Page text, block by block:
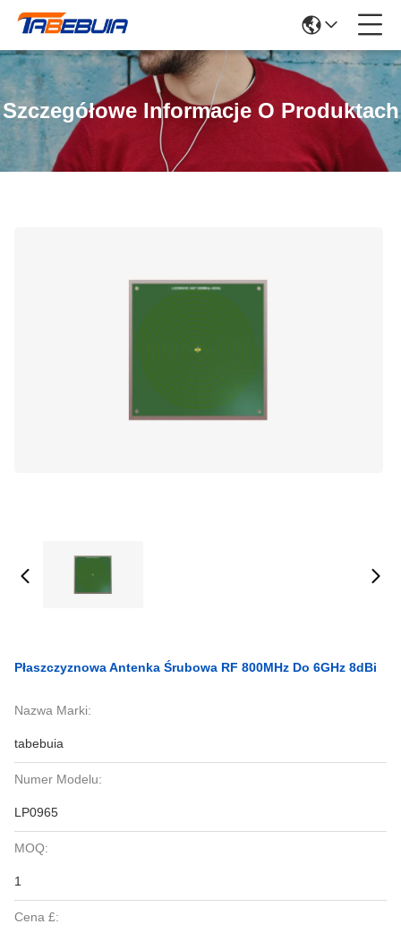
Szczegółowe Informacje O Produktach
Płaszczyznowa Antenka Śrubowa RF 800MHz Do 6GHz 8dBi
Nazwa Marki:
tabebuia
Numer Modelu:
LP0965
MOQ:
1
Cena £: